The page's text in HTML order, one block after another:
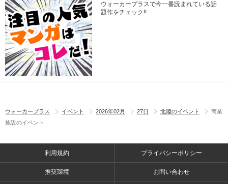
ウォーカープラスで今一番読まれている話
題作をチェック!!
ウォーカープラス イベント 2026年02月 27日 北陸のイベント
商業
施設のイベント
利用規約 プライバシーポリシー
推奨環境 お問い合わせ